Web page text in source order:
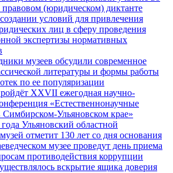
(юридическом) диктанте
условий для привлечения
лиц в сферу проведения
экспертизы нормативных
музеев обсудили современное
литературы и формы работы
по ее популяризации
XXVII ежегодная научно-
«Естественнонаучные
Симбирском-Ульяновском крае»
Ульяновский областной
отметит 130 лет со дня основания
музее проведут день приема
противодействия коррупции
вскрытие ящика доверия